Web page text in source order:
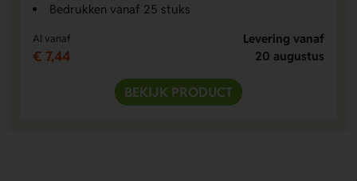
Bedrukken vanaf 25 stuks
Al vanaf
€ 7,44
Levering vanaf
20 augustus
BEKIJK PRODUCT